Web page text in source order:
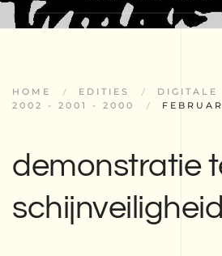
HOME EDITIES DIGITALE
2002 - 2001 - 2000
demonstratie
schijnveiligheid